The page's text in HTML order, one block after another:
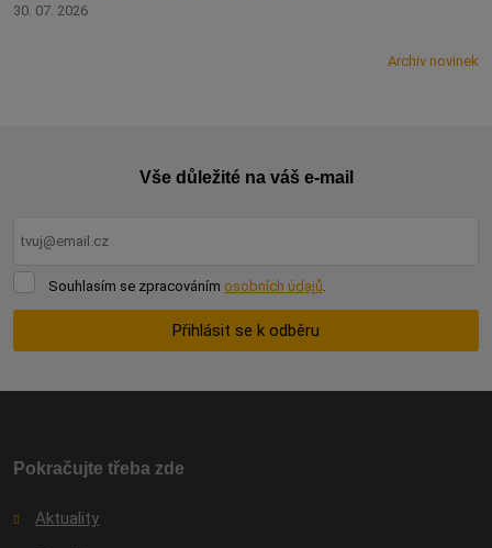
30. 07. 2026
Archiv novinek
Vše důležité na váš e-mail
Souhlasím
Souhlasím se zpracováním osobních údajů.
Přihlásit se k odběru
odeslat.
Pokračujte třeba zde
Aktuality